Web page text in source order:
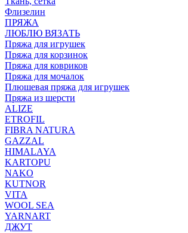
Флизелин
ПРЯЖА
ЛЮБЛЮ ВЯЗАТЬ
Пряжа для игрушек
Пряжа для корзинок
Пряжа для ковриков
Пряжа для мочалок
Плюшевая пряжа для игрушек
Пряжа из шерсти
ALIZE
ETROFIL
FIBRA NATURA
GAZZAL
HIMALAYA
KARTOPU
NAKO
KUTNOR
VITA
WOOL SEA
YARNART
ДЖУТ